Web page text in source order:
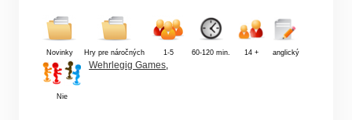
Novinky Hry pre náročných 1-5 60-120 min. 14 + anglický
Nie
Wehrlegig Games,